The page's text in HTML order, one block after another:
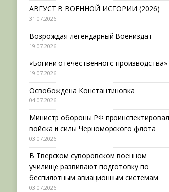
АВГУСТ В ВОЕННОЙ ИСТОРИИ (2026)
31.07.2026
Возрождая легендарный Воениздат
19.07.2026
«Богини отечественного производства»
19.07.2026
Освобождена Константиновка
04.07.2026
Министр обороны РФ проинспектировал
войска и силы Черноморского флота
03.07.2026
В Тверском суворовском военном
училище развивают подготовку по
беспилотным авиационным системам
03.07.2026